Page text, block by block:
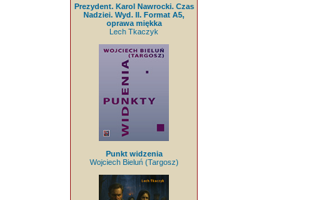
Prezydent. Karol Nawrocki. Czas
Nadziei. Wyd. II. Format A5,
oprawa miękka
Lech Tkaczyk
Punkt widzenia
Wojciech Bieluń (Targosz)